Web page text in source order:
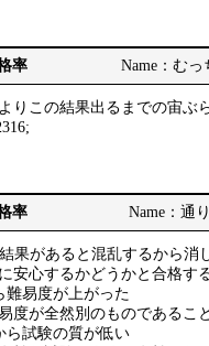
率 Name：む
りこの結果出るまでの宙ぶ
率 Name：通
果があると混乱するから消
心するかどうかと合格す
難易度が上がった
が全然別のものであるこ
ら試験の質が低い